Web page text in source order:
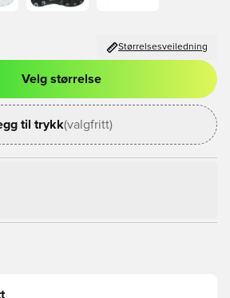
Størrelsesveiledning
logge inn eller registrere deg som
Velg størrelse
til trykk(valgfritt)